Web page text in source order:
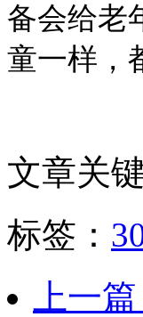
备会给老
童一样，
文章关
标签：
上一